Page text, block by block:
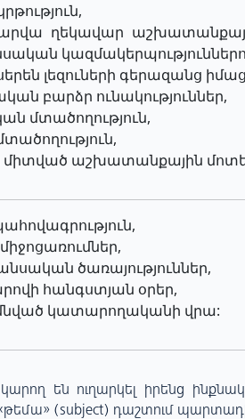
ղեկավար
լեզուների գերազանց
բարձր ունակություններ,
մտածողություն,
միտված աշխատանքային
ծառայություններ,
հանգստյան օրեր,
կատարողականի վրա:
են ուղարկել իրենց
(subject) դաշտում